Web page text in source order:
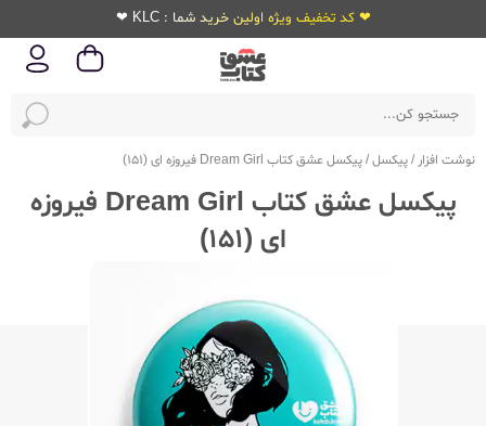
❤ کد تخفیف ویژه اولین خرید شما : KLC ❤
نوشت افزار /پیکسل/پیکسل عشق کتاب Dream Girl فیروزه ای (151)
پیکسل عشق کتاب Dream Girl فیروزه
ای (151)